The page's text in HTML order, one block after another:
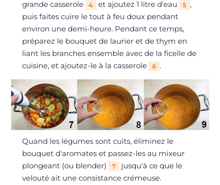
grande casserole 4 et ajoutez 1 litre d'eau 5 ,
puis faites cuire le tout à feu doux pendant
environ une demi-heure. Pendant ce temps,
préparez le bouquet de laurier et de thym en
liant les branches ensemble avec de la ficelle de
cuisine, et ajoutez-le à la casserole
6 .
Quand les légumes sont cuits, éliminez le
bouquet d'aromates et passez-les au mixeur
plongeant (ou blender)
7
jusqu'à ce que le
velouté ait une consistance crémeuse.